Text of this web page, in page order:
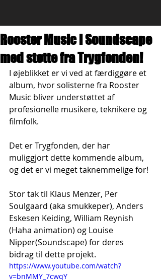
Rooster Music i Soundscape
med støtte fra Trygfonden!
I øjeblikket er vi ved at færdiggøre et
album, hvor solisterne fra Rooster
Music bliver understøttet af
profesionelle musikere, teknikere og
filmfolk.
Det er Trygfonden, der har
muliggjort dette kommende album,
og det er vi meget taknemmelige for!
Stor tak til Klaus Menzer, Per
Soulgaard (aka smukkeper), Anders
Eskesen Keiding, William Reynish
(Haha animation) og Louise
Nipper(Soundscape) for deres
bidrag til dette projekt.
https://www.youtube.com/watch?
v=bnMMY_7cwqY